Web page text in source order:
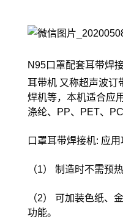
N95口罩配套耳带焊
耳带机 又称超声波订
焊机等，本机适合应
涤纶、PP、PET、
口罩耳带焊接机: 应用
（1） 制造时不需预
（2） 可加装色纸、
功能。